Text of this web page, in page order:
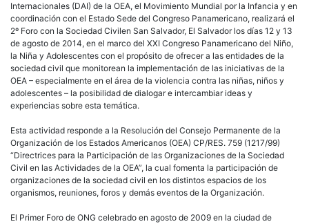
Internacionales (DAI) de la OEA, el Movimiento Mundial por la Infancia y en
coordinación con el Estado Sede del Congreso Panamericano, realizará el
2º Foro con la Sociedad Civilen San Salvador, El Salvador los días 12 y 13
de agosto de 2014, en el marco del XXI Congreso Panamericano del Niño,
la Niña y Adolescentes con el propósito de ofrecer a las entidades de la
sociedad civil que monitorean la implementación de las iniciativas de la
OEA – especialmente en el área de la violencia contra las niñas, niños y
adolescentes – la posibilidad de dialogar e intercambiar ideas y
experiencias sobre esta temática.
Esta actividad responde a la Resolución del Consejo Permanente de la
Organización de los Estados Americanos (OEA) CP/RES. 759 (1217/99)
“Directrices para la Participación de las Organizaciones de la Sociedad
Civil en las Actividades de la OEA”, la cual fomenta la participación de
organizaciones de la sociedad civil en los distintos espacios de los
organismos, reuniones, foros y demás eventos de la Organización.
El Primer Foro de ONG celebrado en agosto de 2009 en la ciudad de